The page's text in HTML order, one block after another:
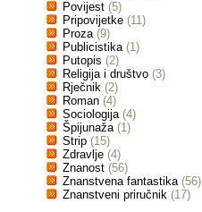
Povijest (5)
Pripovijetke (11)
Proza (9)
Publicistika (1)
Putopis (2)
Religija i društvo (3)
Rječnik (2)
Roman (4)
Sociologija (4)
Špijunaža (1)
Strip (15)
Zdravlje (4)
Znanost (56)
Znanstvena fantastika (56)
Znanstveni priručnik (17)